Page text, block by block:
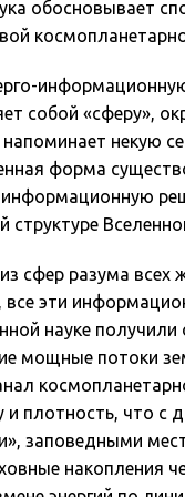
обосновывает
собой «сферу»,
напоминает некую
форма
сфер разума
эти
науке
потоки
плотность, что с
заповедными
накопления